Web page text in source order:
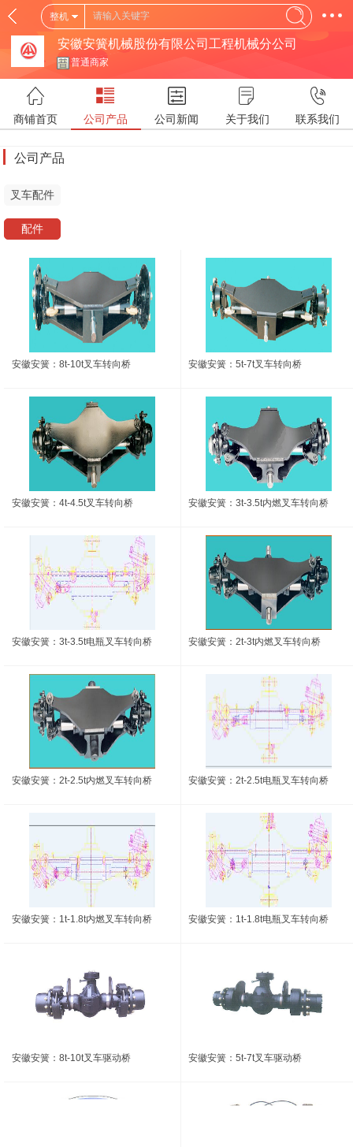
整机
安徽安簧机械股份有限公司工程机械分公司
普通商家
商铺首页 公司产品 公司新闻 关于我们 联系我们
公司产品
叉车配件
配件
安徽安簧：8t-10t叉车转向桥 安徽安簧：5t-7t叉车转向桥
安徽安簧：4t-4.5t叉车转向桥 安徽安簧：3t-3.5t内燃叉车转向桥
安徽安簧：3t-3.5t电瓶叉车转向桥 安徽安簧：2t-3t内燃叉车转向桥
安徽安簧：2t-2.5t内燃叉车转向桥 安徽安簧：2t-2.5t电瓶叉车转向桥
安徽安簧：1t-1.8t内燃叉车转向桥 安徽安簧：1t-1.8t电瓶叉车转向桥
安徽安簧：8t-10t叉车驱动桥 安徽安簧：5t-7t叉车驱动桥